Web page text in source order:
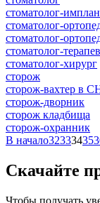
стоматолог-
стоматолог-
стоматолог-
стоматолог-
стоматолог-хирург
сторож
сторож-вахтер в
сторож-дворник
сторож кладбища
сторож-охранник
В начало32333435
Скачайте
Чтобы получать